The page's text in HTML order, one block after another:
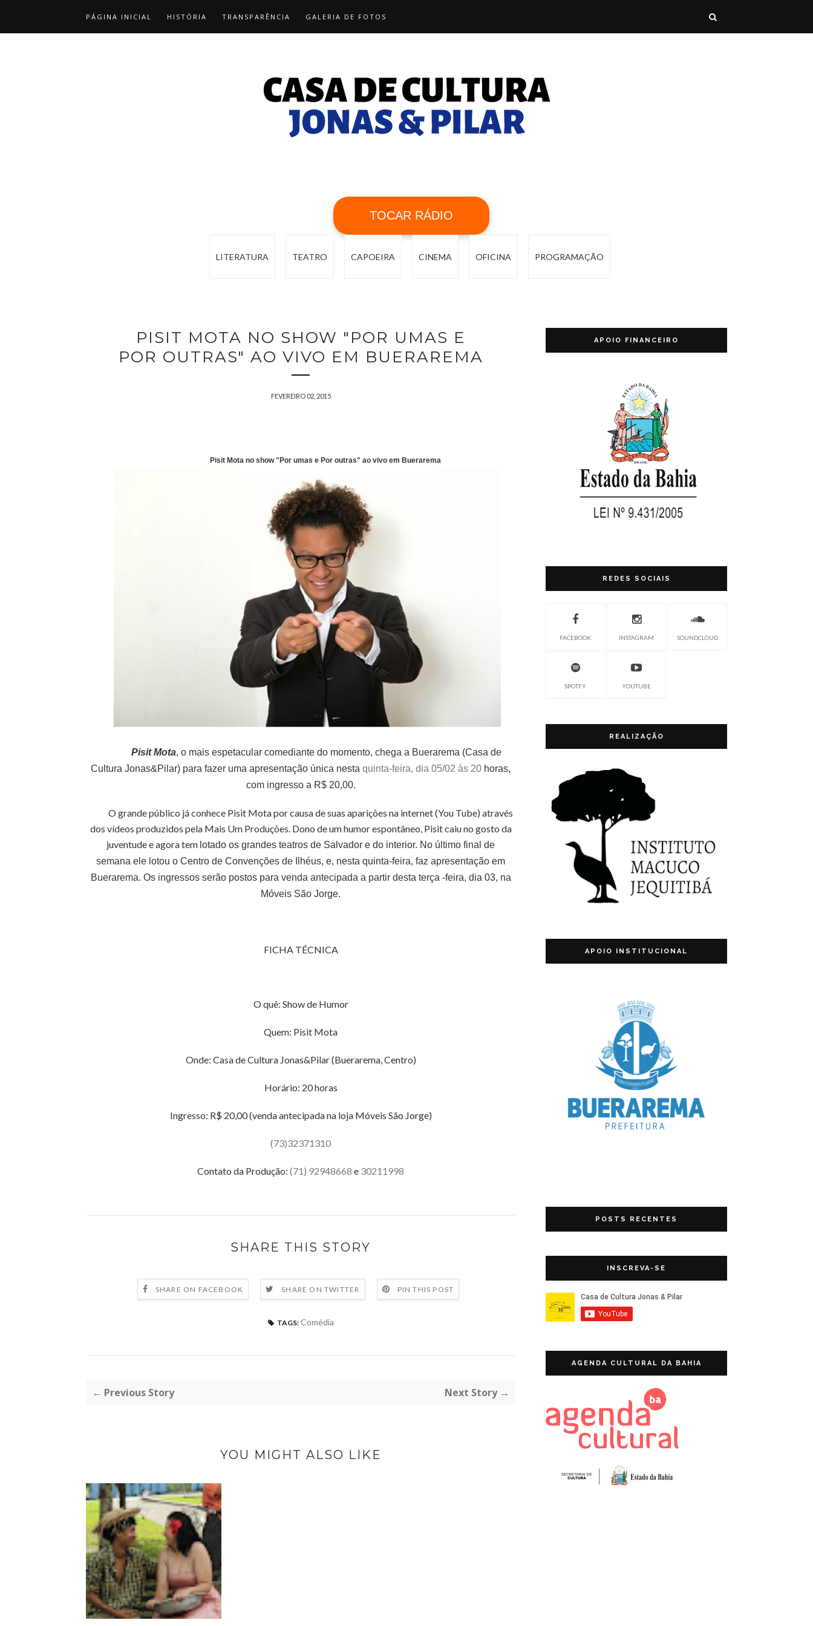
PÁGINA INICIAL HISTÓRIA TRANSPARÊNCIA GALERIA DE FOTOS
TOCAR RÁDIO
LITERATURA TEATRO CAPOEIRA CINEMA OFICINA PROGRAMAÇÃO
PISIT MOTA NO SHOW "POR UMAS E
POR OUTRAS" AO VIVO EM BUERAREMA
FEVEREIRO 02, 2015
Pisit Mota no show "Por umas e Por outras" ao vivo em Buerarema
Pisit Mota, o mais espetacular comediante do momento, chega a Buerarema (Casa de
Cultura Jonas&Pilar) para fazer uma apresentação única nesta quinta-feira, dia 05/02 às 20 horas,
com ingresso a R$ 20,00.
O grande público já conhece Pisit Mota por causa de suas aparições na internet (You Tube) através
dos vídeos produzidos pela Mais Um Produções. Dono de um humor espontâneo, Pisit caiu no gosto da
juventude e agora tem lotado os grandes teatros de Salvador e do interior. No último final de
semana ele lotou o Centro de Convenções de Ilhéus, e, nesta quinta-feira, faz apresentação em
Buerarema. Os ingressos serão postos para venda antecipada a partir desta terça -feira, dia 03, na
Móveis São Jorge.
FICHA TÉCNICA
O quê: Show de Humor
Quem: Pisit Mota
Onde: Casa de Cultura Jonas&Pilar (Buerarema, Centro)
Horário: 20 horas
Ingresso: R$ 20,00 (venda antecipada na loja Móveis São Jorge)
(73)32371310
Contato da Produção: (71) 92948668 e 30211998
SHARE THIS STORY
SHARE ON FACEBOOK SHARE ON TWITTER PIN THIS POST
TAGS: Comédia
← Previous Story Next Story →
YOU MIGHT ALSO LIKE
APOIO FINANCEIRO
REDES SOCIAIS
FACEBOOK INSTAGRAM SOUNDCLOUD
SPOTFY YOUTUBE
REALIZAÇÃO
APOIO INSTITUCIONAL
POSTS RECENTES
INSCREVA-SE
AGENDA CULTURAL DA BAHIA